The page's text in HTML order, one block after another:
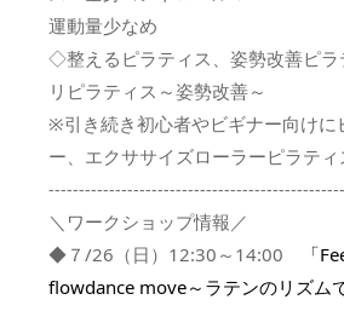
運動量少なめ
◇整えるピラティス、姿勢改善ピ
リピラティス～姿勢改善～
※引き続き初心者やビギナー向けに
ー、エクササイズローラーピラティ
＼ワークショップ情報／
◆７/26（日）12:30～14:00
「
flowdance move～ラテンのリズム